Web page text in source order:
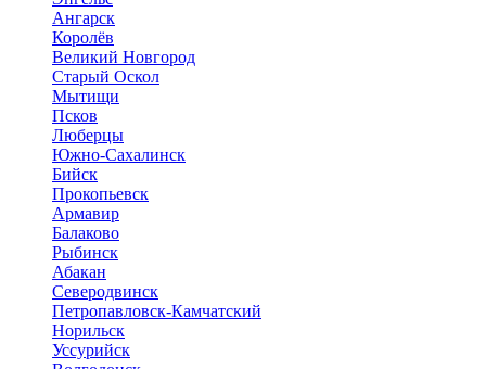
Ангарск
Королёв
Великий Новгород
Старый Оскол
Мытищи
Псков
Люберцы
Южно-Сахалинск
Бийск
Прокопьевск
Армавир
Балаково
Рыбинск
Абакан
Северодвинск
Петропавловск-Камчатский
Норильск
Уссурийск